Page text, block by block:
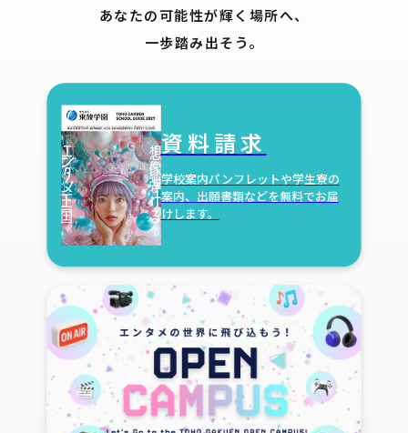
あなたの可能性が輝く場所へ、
一歩踏み出そう。
資料請求
学校案内パンフレットや学生寮の
案内、出願書類などを無料でお届
けします。